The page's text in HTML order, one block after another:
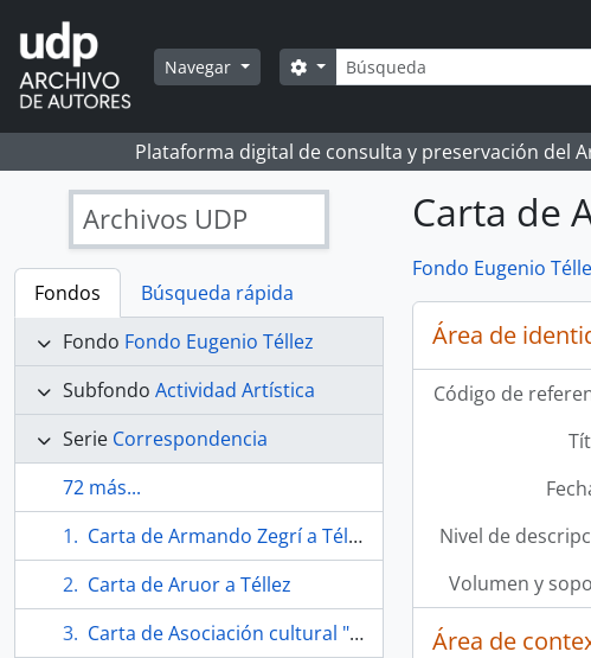
Skip to main content
Navegar Búsqueda
Search options
Plataforma digital de consulta y preservación del
Archivos UDP
Fondos
Búsqueda rápida
Fondo Fondo Eugenio Téllez
Subfondo Actividad Artística
Serie Correspondencia
72 más...
Carta de Armando Zegrí a Téllez.
Carta de Aruor a Téllez
Carta de Asociación cultural "Julio Cortázar" a Eugenio Téllez y George Manupelli.
Carta de
Fondo Eugenio
Área de
Código de
Nivel de
Volumen y
Área de